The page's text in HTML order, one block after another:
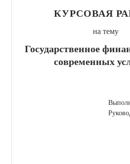
КУРСОВАЯ
на тему
Государственное
современных